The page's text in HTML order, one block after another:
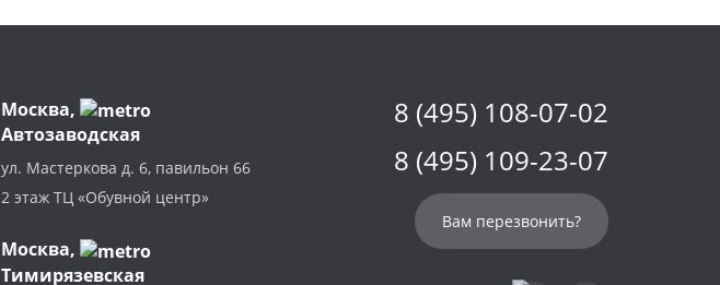
Москва,
Автозаводская
ул. Мастеркова д. 6, павильон 66
2 этаж ТЦ «Обувной центр»
Москва,
Тимирязевская
8 (495) 108-07-02
8 (495) 109-23-07
Вам перезвонить?